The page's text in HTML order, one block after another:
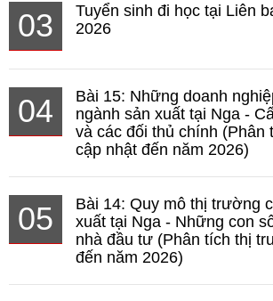
03
Tuyển sinh đi học tại Liên
2026
04
Bài 15: Những doanh
ngành sản xuất tại Nga -
và các đối thủ chính (Phân
cập nhật đến năm 2026)
05
Bài 14: Quy mô thị trường
xuất tại Nga - Những con
nhà đầu tư (Phân tích thị
đến năm 2026)